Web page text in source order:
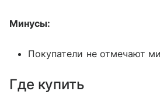
Минусы:
Покупатели не отмечают
Где купить